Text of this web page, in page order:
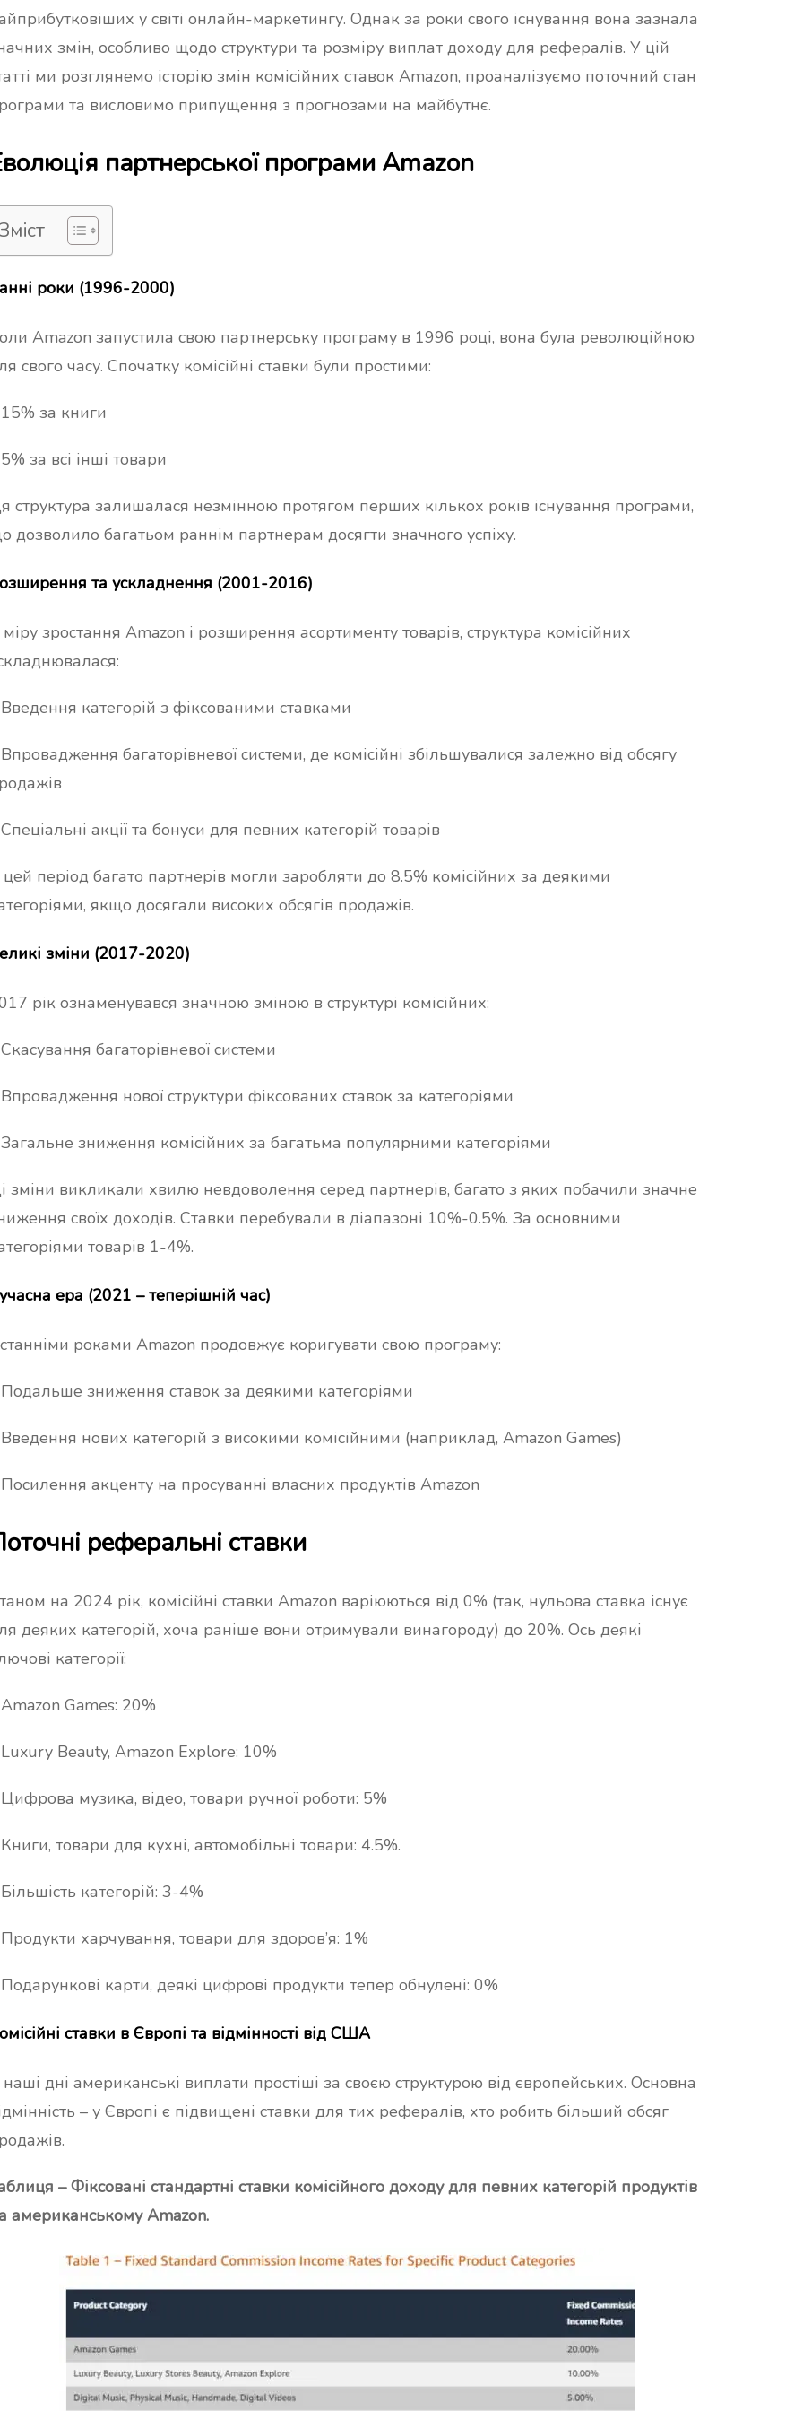
у світі онлайн-маркетингу. Однак за роки свого існування вона зазнала
змін, особливо щодо структури та розміру виплат доходу для рефералів. У цій
ми розглянемо історію змін комісійних ставок Amazon, проаналізуємо поточний стан
та висловимо припущення з прогнозами на майбутнє.
партнерської програми Amazon
роки (1996-2000)
Amazon запустила свою партнерську програму в 1996 році, вона була революційною
свого часу. Спочатку комісійні ставки були простими:
за книги
за всі інші товари
структура залишалася незмінною протягом перших кількох років існування програми,
дозволило багатьом раннім партнерам досягти значного успіху.
та ускладнення (2001-2016)
зростання Amazon і розширення асортименту товарів, структура комісійних
категорій з фіксованими ставками
багаторівневої системи, де комісійні збільшувалися залежно від обсягу
акції та бонуси для певних категорій товарів
період багато партнерів могли заробляти до 8.5% комісійних за деякими
якщо досягали високих обсягів продажів.
зміни (2017-2020)
рік ознаменувався значною зміною в структурі комісійних:
багаторівневої системи
нової структури фіксованих ставок за категоріями
зниження комісійних за багатьма популярними категоріями
зміни викликали хвилю невдоволення серед партнерів, багато з яких побачили значне
своїх доходів. Ставки перебували в діапазоні 10%-0.5%. За основними
товарів 1-4%.
ера (2021 – теперішній час)
роками Amazon продовжує коригувати свою програму:
зниження ставок за деякими категоріями
нових категорій з високими комісійними (наприклад, Amazon Games)
акценту на просуванні власних продуктів Amazon
реферальні ставки
на 2024 рік, комісійні ставки Amazon варіюються від 0% (так, нульова ставка існує
деяких категорій, хоча раніше вони отримували винагороду) до 20%. Ось деякі
категорії:
Games: 20%
Beauty, Amazon Explore: 10%
музика, відео, товари ручної роботи: 5%
товари для кухні, автомобільні товари: 4.5%.
категорій: 3-4%
харчування, товари для здоров’я: 1%
карти, деякі цифрові продукти тепер обнулені: 0%
ставки в Європі та відмінності від США
дні американські виплати простіші за своєю структурою від європейських. Основна
– у Європі є підвищені ставки для тих рефералів, хто робить більший обсяг
– Фіксовані стандартні ставки комісійного доходу для певних категорій продуктів
американському Amazon.